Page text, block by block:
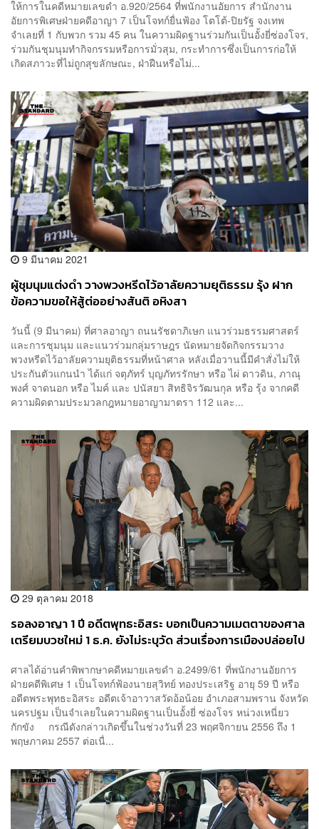
ให้การในคดีหมายเลขดำ อ.920/2564 ที่พนักงานอัยการ สำนักงาน
อัยการพิเศษฝ่ายคดีอาญา 7 เป็นโจทก์ยื่นฟ้อง โตโต้-ปิยรัฐ จงเทพ
จำเลยที่ 1 กับพวก รวม 45 คน ในความผิดฐานร่วมกันเป็นอั้งยี่ซ่องโจร,
ร่วมกันชุมนุมทำกิจกรรมหรือการมั่วสุม, กระทำการซึ่งเป็นการก่อให้
เกิดสภาวะที่ไม่ถูกสุขลักษณะ, ฝ่าฝืนหรือไม่...
9 มีนาคม 2021
ผู้ชุมนุมแต่งดำ วางพวงหรีดไว้อาลัยความยุติธรรม รุ้ง ฝาก
ข้อความขอให้สู้ต่ออย่างสันติ อหิงสา
วันนี้ (9 มีนาคม) ที่ศาลอาญา ถนนรัชดาภิเษก แนวร่วมธรรมศาสตร์
และการชุมนุม และแนวร่วมกลุ่มราษฎร นัดหมายจัดกิจกรรมวาง
พวงหรีดไว้อาลัยความยุติธรรมที่หน้าศาล หลังเมื่อวานนี้มีคำสั่งไม่ให้
ประกันตัวแกนนำ ได้แก่ จตุภัทร์ บุญภัทรรักษา หรือ ไผ่ ดาวดิน, ภาณุ
พงศ์ จาดนอก หรือ ไมค์ และ ปนัสยา สิทธิจิรวัฒนกุล หรือ รุ้ง จากคดี
ความผิดตามประมวลกฎหมายอาญามาตรา 112 และ...
29 ตุลาคม 2018
รอลงอาญา 1 ปี อดีตพุทธะอิสระ บอกเป็นความเมตตาของศาล
เตรียมบวชใหม่ 1 ธ.ค. ยังไม่ระบุวัด ส่วนเรื่องการเมืองปล่อยไป
ศาลได้อ่านคำพิพากษาคดีหมายเลขดำ อ.2499/61 ที่พนักงานอัยการ
ฝ่ายคดีพิเศษ 1 เป็นโจทก์ฟ้องนายสุวิทย์ ทองประเสริฐ อายุ 59 ปี หรือ
อดีตพระพุทธะอิสระ อดีตเจ้าอาวาสวัดอ้อน้อย อำเภอสามพราน จังหวัด
นครปฐม เป็นจำเลยในความผิดฐานเป็นอั้งยี่ ซ่องโจร หน่วงเหนี่ยว
กักขัง กรณีดังกล่าวเกิดขึ้นในช่วงวันที่ 23 พฤศจิกายน 2556 ถึง 1
พฤษภาคม 2557 ต่อเนื่...